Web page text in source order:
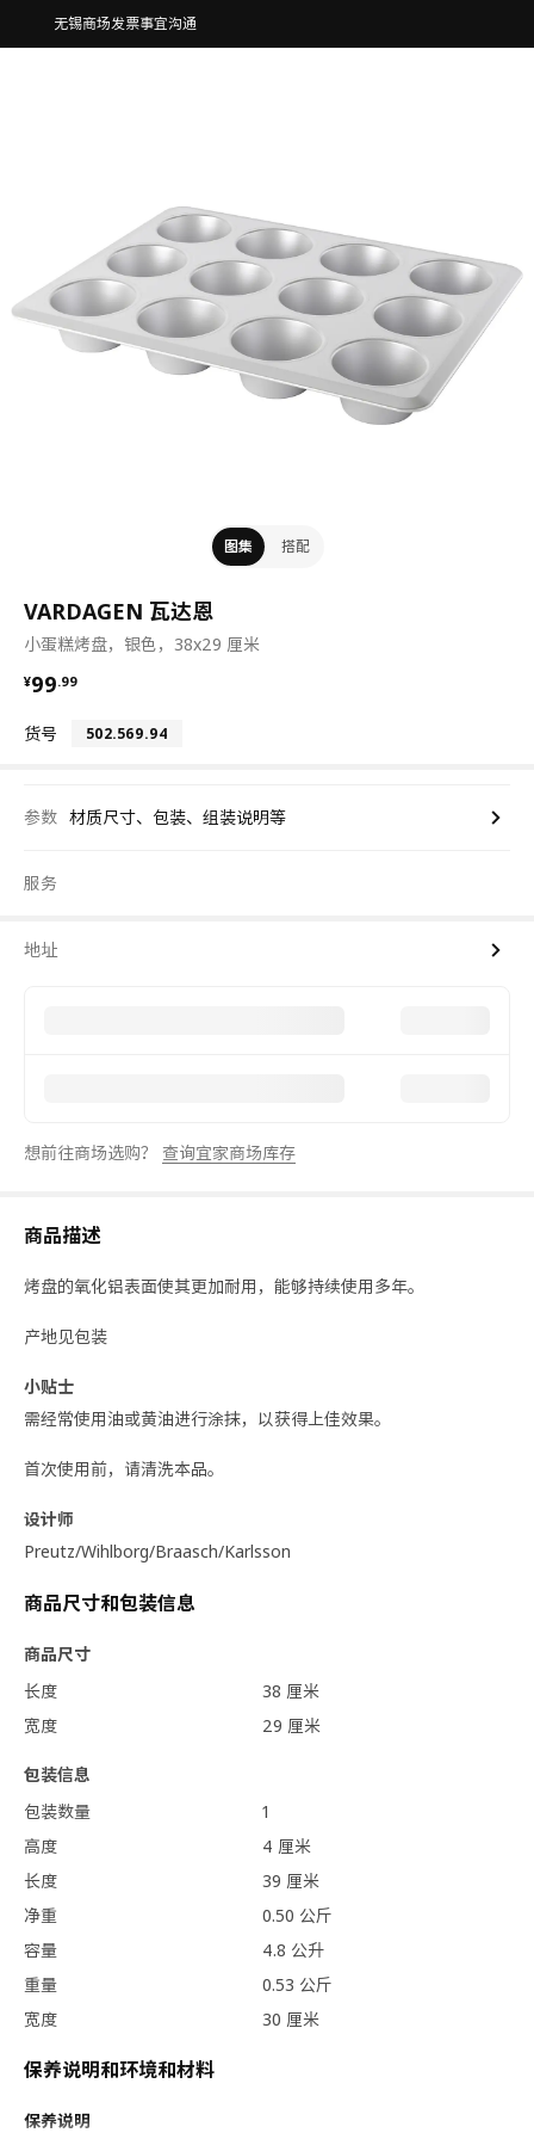
无锡商场发票事宜沟通
图集 搭配
VARDAGEN 瓦达恩
小蛋糕烤盘，银色，38x29 厘米
¥99.99
¥ 99.99
货号 502.569.94
参数 材质尺寸、包装、组装说明等
服务
地址
想前往商场选购？ 查询宜家商场库存
商品描述
烤盘的氧化铝表面使其更加耐用，能够持续使用多年。
产地见包装
小贴士
需经常使用油或黄油进行涂抹，以获得上佳效果。
首次使用前，请清洗本品。
设计师
Preutz/Wihlborg/Braasch/Karlsson
商品尺寸和包装信息
商品尺寸
长度
38 厘米
宽度
29 厘米
包装信息
包装数量
1
高度
4 厘米
长度
39 厘米
净重
0.50 公斤
容量
4.8 公升
重量
0.53 公斤
宽度
30 厘米
保养说明和环境和材料
保养说明